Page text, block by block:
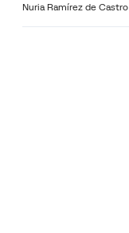
Nuria Ramírez de Castro